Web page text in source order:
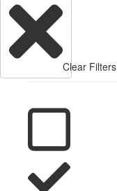
Clear Filters